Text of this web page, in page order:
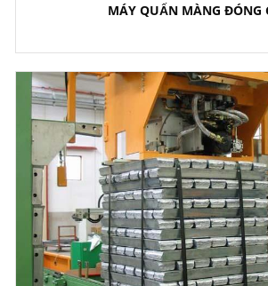
MÁY QUẤN MÀNG ĐÓNG